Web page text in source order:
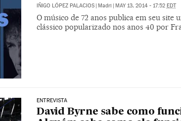
IÑIGO LÓPEZ PALACIOS | Madri | MAY 13, 2014 - 17:52 EDT
O músico de 72 anos publica em seu site
clássico popularizado nos anos 40 por
ENTREVISTA
David Byrne sabe como